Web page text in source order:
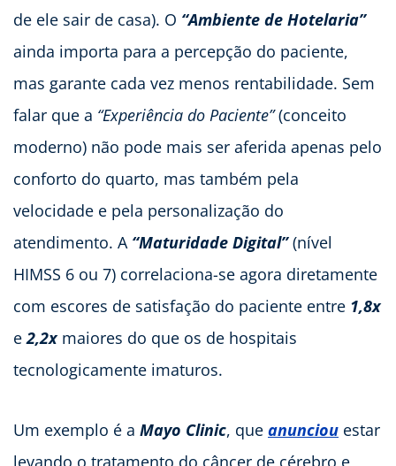
de ele sair de casa). O “Ambiente de Hotelaria”
ainda importa para a percepção do paciente,
mas garante cada vez menos rentabilidade. Sem
falar que a “Experiência do Paciente”(conceito
moderno) não pode mais ser aferida apenas pelo
conforto do quarto, mas também pela
velocidade e pela personalização do
atendimento. A “Maturidade Digital”(nível
HIMSS 6 ou 7) correlaciona-se agora diretamente
com escores de satisfação do paciente entre 1,8x
e2,2xmaiores do que os de hospitais
tecnologicamente imaturos.
Um exemplo é a Mayo Clinic, que anunciou estar
levando o tratamento do câncer de cérebro e